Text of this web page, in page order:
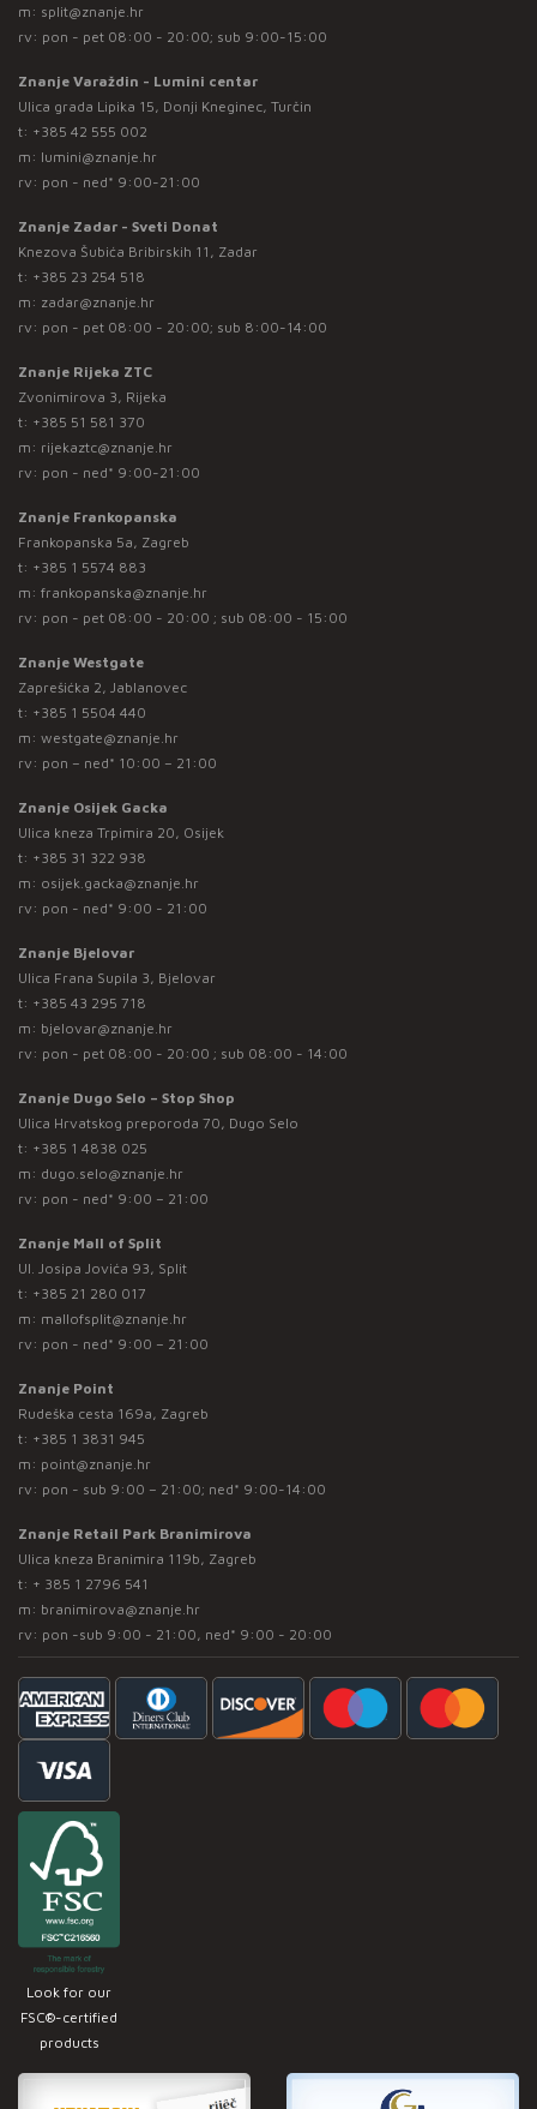
m: split@znanje.hr
rv: pon - pet 08:00 - 20:00; sub 9:00-15:00
Znanje Varaždin - Lumini centar
Ulica grada Lipika 15, Donji Kneginec, Turčin
t: +385 42 555 002
m: lumini@znanje.hr
rv: pon - ned* 9:00-21:00
Znanje Zadar - Sveti Donat
Knezova Šubića Bribirskih 11, Zadar
t: +385 23 254 518
m: zadar@znanje.hr
rv: pon - pet 08:00 - 20:00; sub 8:00-14:00
Znanje Rijeka ZTC
Zvonimirova 3, Rijeka
t: +385 51 581 370
m: rijekaztc@znanje.hr
rv: pon - ned* 9:00-21:00
Znanje Frankopanska
Frankopanska 5a, Zagreb
t: +385 1 5574 883
m: frankopanska@znanje.hr
rv: pon - pet 08:00 - 20:00 ; sub 08:00 - 15:00
Znanje Westgate
Zaprešićka 2, Jablanovec
t: +385 1 5504 440
m: westgate@znanje.hr
rv: pon – ned* 10:00 – 21:00
Znanje Osijek Gacka
Ulica kneza Trpimira 20, Osijek
t: +385 31 322 938
m: osijek.gacka@znanje.hr
rv: pon - ned* 9:00 - 21:00
Znanje Bjelovar
Ulica Frana Supila 3, Bjelovar
t: +385 43 295 718
m: bjelovar@znanje.hr
rv: pon - pet 08:00 - 20:00 ; sub 08:00 - 14:00
Znanje Dugo Selo – Stop Shop
Ulica Hrvatskog preporoda 70, Dugo Selo
t: +385 1 4838 025
m: dugo.selo@znanje.hr
rv: pon - ned* 9:00 – 21:00
Znanje Mall of Split
Ul. Josipa Jovića 93, Split
t: +385 21 280 017
m: mallofsplit@znanje.hr
rv: pon - ned* 9:00 – 21:00
Znanje Point
Rudeška cesta 169a, Zagreb
t: +385 1 3831 945
m: point@znanje.hr
rv: pon - sub 9:00 – 21:00; ned* 9:00-14:00
Znanje Retail Park Branimirova
Ulica kneza Branimira 119b, Zagreb
t: + 385 1 2796 541
m: branimirova@znanje.hr
rv: pon -sub 9:00 - 21:00, ned* 9:00 - 20:00
Look for our
FSC®-certified
products